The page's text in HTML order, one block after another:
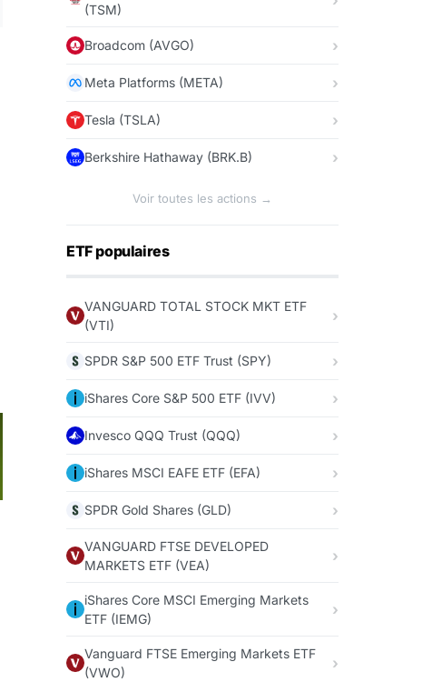
(TSM)
Broadcom (AVGO)
Meta Platforms (META)
Tesla (TSLA)
Berkshire Hathaway (BRK.B)
Voir toutes les actions →
ETF populaires
VANGUARD TOTAL STOCK MKT ETF
(VTI)
SPDR S&P 500 ETF Trust (SPY)
iShares Core S&P 500 ETF (IVV)
Invesco QQQ Trust (QQQ)
iShares MSCI EAFE ETF (EFA)
SPDR Gold Shares (GLD)
VANGUARD FTSE DEVELOPED
MARKETS ETF (VEA)
iShares Core MSCI Emerging Markets
ETF (IEMG)
Vanguard FTSE Emerging Markets ETF
(VWO)